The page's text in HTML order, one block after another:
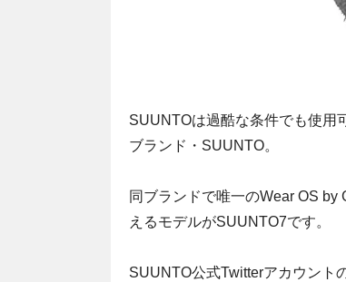
SUUNTOは過酷な条件でも使用
ブランド・SUUNTO。
同ブランドで唯一のWear OS
えるモデルがSUUNTO7です。
SUUNTO公式Twitterアカウント